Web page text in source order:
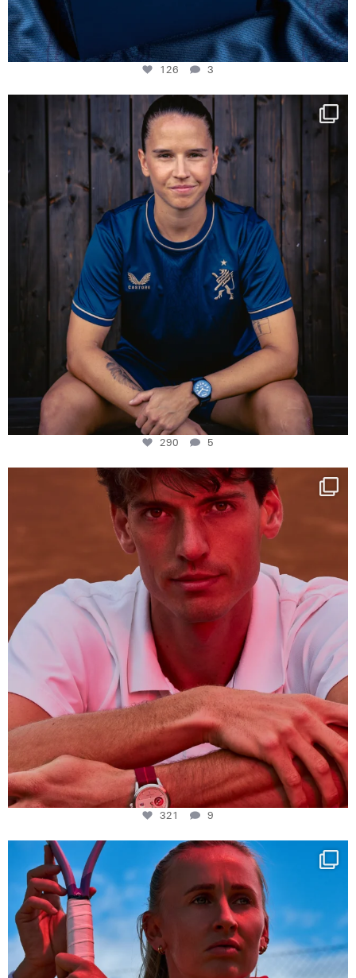
126 3
NIE USENAND GAH
Some anniversaries
290
5
290 5
One last dance at home
This week at...
321
9
321 9
Determination, elegance and Swiss precision —
441
14